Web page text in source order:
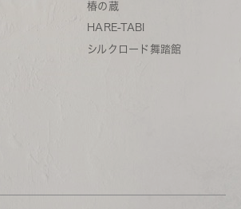
椿の蔵
HARE-TABI
シルクロード舞踏館